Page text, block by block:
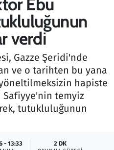
verdi
Gazze Şeridi'nde
ve o tarihten bu yana
hapiste
Safiyye'nin temyiz
tutukluluğunun
- 13:33 2 DK